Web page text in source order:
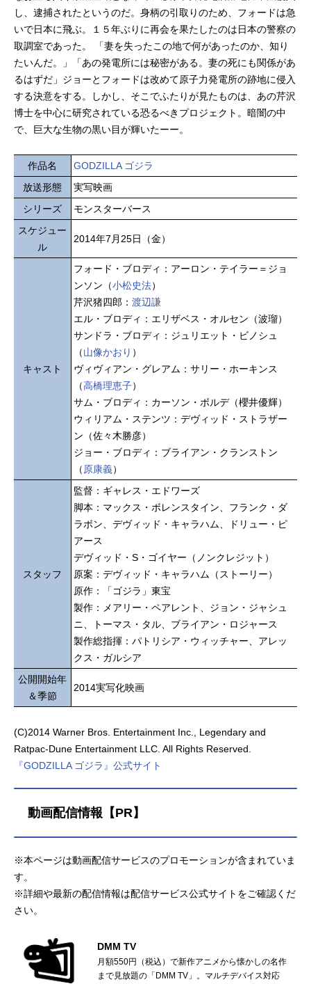
し、逮捕されたというのだ。身柄の引取りのため、フォードは急
いで日本に飛ぶ。１５年ぶりに再会を果たしたのは日本の警察の
取調室であった。 「妻を失ったこの地で何があったのか、知り
たいんだ。」「あの発電所には秘密がある。妻の死にも関係があ
るはずだ」ジョーとフォードは改めて原子力発電所の跡地に侵入
する決意をする。しかし、そこでふたりが見たものは、あの芹沢
博士を中心に研究されている恐るべきプロジェクト。暗闇の中
で、巨大な生物の黒い目が輝いたーー。
作品名
GODZILLA ゴジラ
放送形態
実写映画
シリーズ
モンスターバース
スケジュー
ル
2014年7月25日（金）
キャスト
フォード・ブロディ：アーロン・テイラー＝ジョ
ンソン（小松史法）
芹沢猪四郎： 渡辺謙
エル・ブロディ：エリザベス・オルセン（波瑠）
サンドラ・ブロディ：ジュリエット・ビノシュ
（山像かおり ）
ヴィヴィアン・グレアム：サリー・ホーキンス
（高橋理恵子）
サム・ブロディ：カーソン・ボルデ（櫻井優輝）
ウィリアム・ステンツ：デヴィッド・ストラザー
ン（佐々木勝彦）
ジョー・ブロディ：ブライアン・クランストン
（原康義）
スタッフ
監督：ギャレス・エドワーズ
脚本：マックス・ボレンスタイン、フランク・ダ
ラボン、デヴィッド・キャラハム、ドリュー・ピ
アース
デヴィッド・S・ゴイヤー（ノンクレジット）
原案：デヴィッド・キャラハム（ストーリー）
原作：「ゴジラ」東宝
製作：メアリー・ペアレント、ジョン・ジャシュ
ニ、トーマス・タル、ブライアン・ロジャース
製作総指揮：パトリシア・ウィッチャー、アレッ
クス・ガルシア
公開開始年
＆季節
2014実写化映画
(C)2014 Warner Bros. Entertainment Inc., Legendary and
Ratpac-Dune Entertainment LLC. All Rights Reserved.
『GODZILLA ゴジラ』公式サイト
動画配信情報【PR】
※本ページは動画配信サービスのプロモーションが含まれていま
す。
※詳細や最新の配信情報は配信サービス公式サイトをご確認くだ
さい。
DMM TV
月額550円（税込）で新作アニメから懐かしの名作
まで見放題の「DMM TV」。マルチデバイス対応